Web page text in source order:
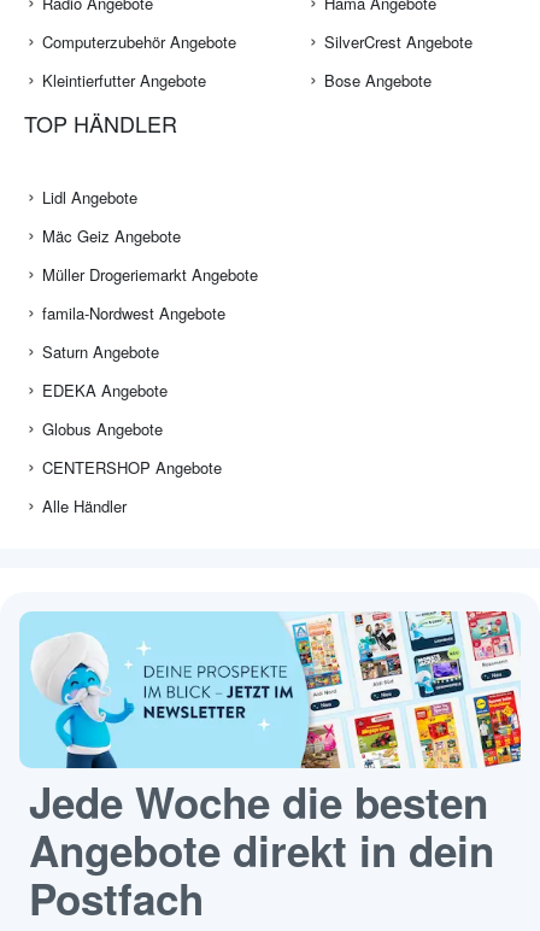
Computerzubehör Angebote
Kleintierfutter Angebote
SilverCrest Angebote
Bose Angebote
TOP HÄNDLER
Lidl Angebote
Mäc Geiz Angebote
Müller Drogeriemarkt Angebote
famila-Nordwest Angebote
Saturn Angebote
EDEKA Angebote
Globus Angebote
CENTERSHOP Angebote
Alle Händler
Jede Woche die besten
Angebote direkt in dein
Postfach